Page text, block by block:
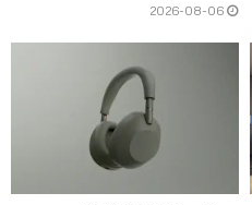
2026-08-06